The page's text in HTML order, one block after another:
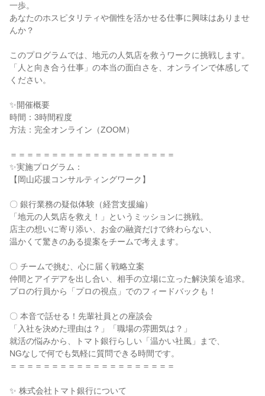
一歩。
あなたのホスピタリティや個性を活かせる仕事に興味はありませ
んか？
このプログラムでは、地元の人気店を救うワークに挑戦します。
「人と向き合う仕事」の本当の面白さを、オンラインで体感して
ください。
✨開催概要
時間：3時間程度
方法：完全オンライン（ZOOM）
＝＝＝＝＝＝＝＝＝＝＝＝＝＝＝＝＝＝＝＝
✨実施プログラム：
【岡山応援コンサルティングワーク】
〇 銀行業務の疑似体験（経営支援編）
「地元の人気店を救え！」というミッションに挑戦。
店主の想いに寄り添い、お金の融資だけで終わらない、
温かくて驚きのある提案をチームで考えます。
〇 チームで挑む、心に届く戦略立案
仲間とアイデアを出し合い、相手の立場に立った解決策を追求。
プロの行員から「プロの視点」でのフィードバックも！
〇 本音で話せる！先輩社員との座談会
「入社を決めた理由は？」「職場の雰囲気は？」
就活の悩みから、トマト銀行らしい「温かい社風」まで、
NGなしで何でも気軽に質問できる時間です。
＝＝＝＝＝＝＝＝＝＝＝＝＝＝＝＝＝＝＝＝
✨ 株式会社トマト銀行について